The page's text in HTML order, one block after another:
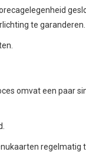
te garanderen.
omvat een paar
regelmatig